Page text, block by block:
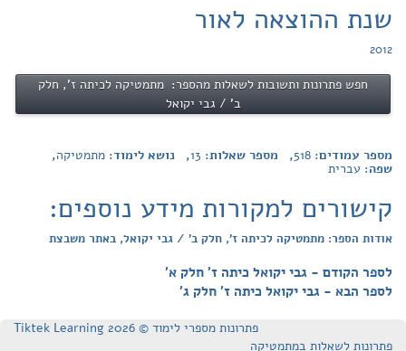
שנת ההוצאה לאור
2012
חפש פתרונות ותשובות לשאלות מהספר: מתמטיקה לכיתה ז', חלק
ב' / גבי יקואל
מספר עמודים: 518, מספר שאלות: 13, נושא לימוד: מתמטיקה,
שפה: עברית
קישורים למקורות מידע נוספים:
אודות הספר: מתמטיקה לכיתה ז', חלק ב' / גבי יקואל, באתר משבצת
לספר הקודם - גבי יקואל כיתה ז' חלק א'
לספר הבא - גבי יקואל כיתה ז' חלק ג'
פתרונות מספרי לימוד © Tiktek Learning 2026
פתרונות לשאלות במתמטיקה